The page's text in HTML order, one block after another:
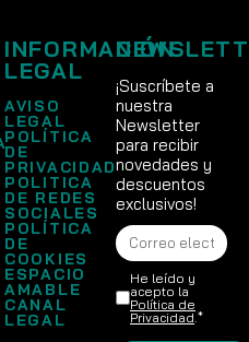
INFORMACIÓN
LEGAL
AVISO
LEGAL
POLÍTICA
DE
PRIVACIDAD
POLITICA
DE REDES
SOCIALES
POLÍTICA
DE
COOKIES
ESPACIO
AMABLE
CANAL
LEGAL
¡Suscríbete a
nuestra
Newsletter
para recibir
novedades y
descuentos
exclusivos!
He leído y
acepto la
Política de
Privacidad.*